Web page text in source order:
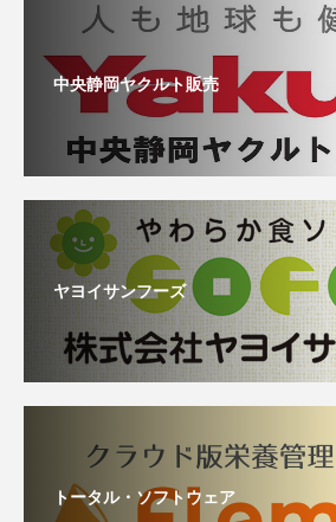
中央静岡ヤクルト販売
ヤヨイサンフーズ
トータル・ソフトウェア